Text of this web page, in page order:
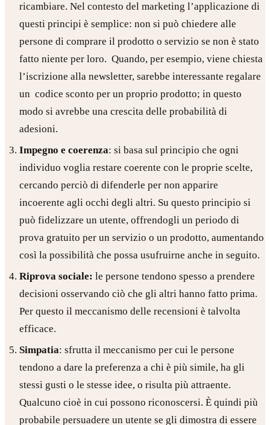
ricambiare. Nel contesto del marketing l’applicazione di
questi principi è semplice: non si può chiedere alle
persone di comprare il prodotto o servizio se non è stato
fatto niente per loro. Quando, per esempio, viene chiesta
l’iscrizione alla newsletter, sarebbe interessante regalare
un codice sconto per un proprio prodotto; in questo
modo si avrebbe una crescita delle probabilità di
adesioni.
Impegno e coerenza: si basa sul principio che ogni
individuo voglia restare coerente con le proprie scelte,
cercando perciò di difenderle per non apparire
incoerente agli occhi degli altri. Su questo principio si
può fidelizzare un utente, offrendogli un periodo di
prova gratuito per un servizio o un prodotto, aumentando
così la possibilità che possa usufruirne anche in seguito.
Riprova sociale: le persone tendono spesso a prendere
decisioni osservando ciò che gli altri hanno fatto prima.
Per questo il meccanismo delle recensioni è talvolta
efficace.
Simpatia: sfrutta il meccanismo per cui le persone
tendono a dare la preferenza a chi è più simile, ha gli
stessi gusti o le stesse idee, o risulta più attraente.
Qualcuno cioè in cui possono riconoscersi. È quindi più
probabile persuadere un utente se gli dimostra di essere